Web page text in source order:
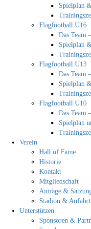
Spielplan
Flagfootball U16
Das Team
Spielplan
Flagfootball U13
Das Team
Spielplan
Flagfootball U10
Das Team
Spielplan
Verein
Hall of Fame
Historie
Kontakt
Mitgliedschaft
Anträge &
Stadion & Anfahrt
Unterstützen
Sponsoren &